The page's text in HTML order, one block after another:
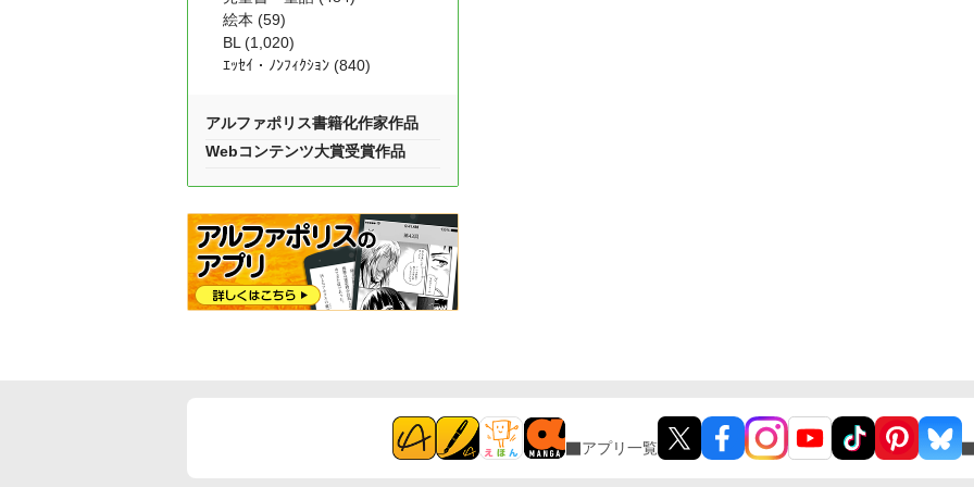
絵本 (59)
BL (1,020)
ｴｯｾｲ・ﾉﾝﾌｨｸｼｮﾝ (840)
アルファポリス書籍化作家作品
Webコンテンツ大賞受賞作品
アプリ一覧